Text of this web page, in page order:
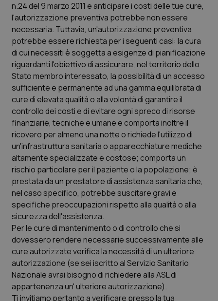
Molise
Piemonte
Provincia Autonoma di Bolzano
Provincia Autonoma di Trento
Puglia
Sardegna
Sicilia
Toscana
Umbria
Valle D’Aosta
Veneto
Epatiti
HIV
Infezioni & Febbre
Ipertensione & Scompenso
Malattie rare
Malattia di Crohn & Rettocolite Ulcerosa
Neuroscienze & patologie neurodegenerative
Obesità
Oftalmologia
Oncodermatologia
Oncoematologia
Oncologia & Nutrizione
n.24 del 9 marzo 2011 e anticipare i costi delle tue cure,
l'autorizzazione preventiva potrebbe non essere
necessaria. Tuttavia, un'autorizzazione preventiva
potrebbe essere richiesta per i seguenti casi: la cura
di cui necessiti è soggetta a esigenze di pianificazione
riguardanti l'obiettivo di assicurare, nel territorio dello
Stato membro interessato, la possibilità di un accesso
sufficiente e permanente ad una gamma equilibrata di
cure di elevata qualità o alla volontà di garantire il
controllo dei costi e di evitare ogni spreco di risorse
finanziarie, tecniche e umane e comporta inoltre il
ricovero per almeno una notte o richiede l'utilizzo di
un'infrastruttura sanitaria o apparecchiature mediche
altamente specializzate e costose; comporta un
rischio particolare per il paziente o la popolazione; è
prestata da un prestatore di assistenza sanitaria che,
nel caso specifico, potrebbe suscitare gravi e
specifiche preoccupazioni rispetto alla qualità o alla
sicurezza dell'assistenza.
Per le cure di mantenimento o di controllo che si
dovessero rendere necessarie successivamente alle
cure autorizzate verifica la necessità di un ulteriore
autorizzazione (se sei iscritto al Servizio Sanitario
Nazionale avrai bisogno di richiedere alla ASL di
appartenenza un' ulteriore autorizzazione).
Ti invitiamo pertanto a verificare presso la tua